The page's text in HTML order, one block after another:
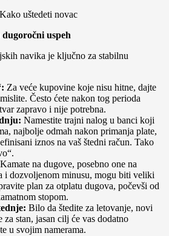
uspeh
navika je ključno za stabilnu
Za veće kupovine koje nisu hitne, dajte
Često ćete nakon tog perioda
zapravo i nije potrebna.
Namestite trajni nalog u banci koji
najbolje odmah nakon primanja plate,
iznos na vaš štedni račun. Tako
Kamate na dugove, posebno one na
i dozvoljenom minusu, mogu biti veliki
plan za otplatu dugova, počevši od
stopom.
Bilo da štedite za letovanje, novi
za stan, jasan cilj će vas dodatno
u svojim namerama.